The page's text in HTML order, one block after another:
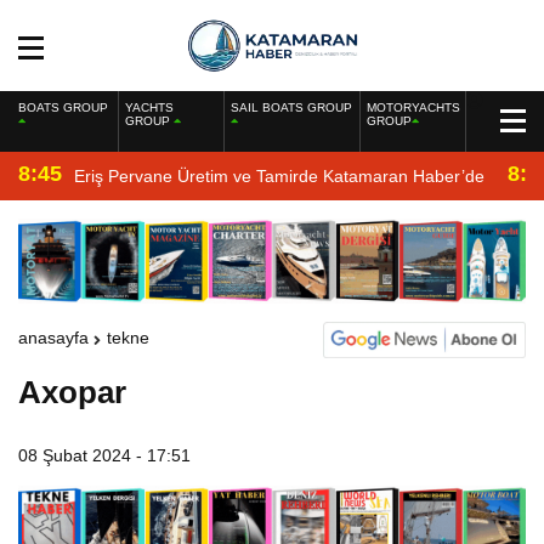
BOATS GROUP
YACHTS
GROUP
SAIL BOATS GROUP
MOTORYACHTS
GROUP
8:45 Eriş Pervane Üretim ve Tamirde Katamaran Haber’de
anasayfa tekne
Axopar
08 Şubat 2024 - 17:51